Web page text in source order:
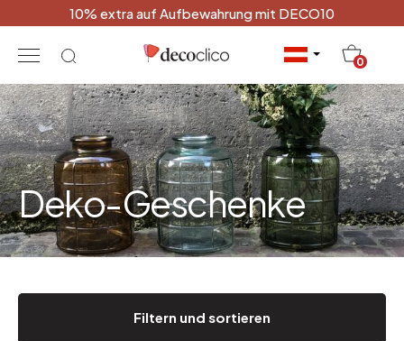
10% extra auf Aufbewahrung mit DECO10
0
Deko-Geschenke
Filtern und sortieren